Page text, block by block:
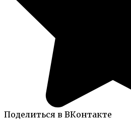
Поделиться в ВКонтакте